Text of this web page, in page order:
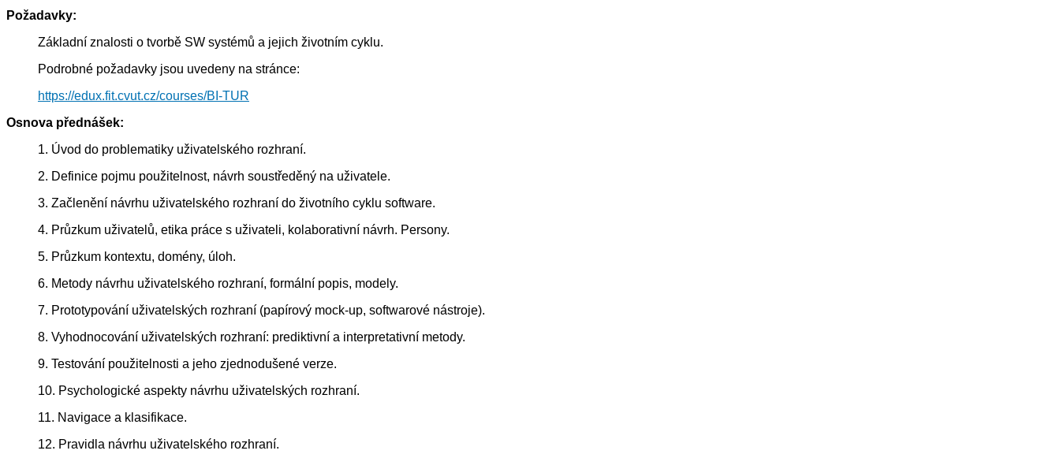
Požadavky:
Základní znalosti o tvorbě SW systémů a jejich životním cyklu.
Podrobné požadavky jsou uvedeny na stránce:
https://edux.fit.cvut.cz/courses/BI-TUR
Osnova přednášek:
1. Úvod do problematiky uživatelského rozhraní.
2. Definice pojmu použitelnost, návrh soustředěný na uživatele.
3. Začlenění návrhu uživatelského rozhraní do životního cyklu software.
4. Průzkum uživatelů, etika práce s uživateli, kolaborativní návrh. Persony.
5. Průzkum kontextu, domény, úloh.
6. Metody návrhu uživatelského rozhraní, formální popis, modely.
7. Prototypování uživatelských rozhraní (papírový mock-up, softwarové nástroje).
8. Vyhodnocování uživatelských rozhraní: prediktivní a interpretativní metody.
9. Testování použitelnosti a jeho zjednodušené verze.
10. Psychologické aspekty návrhu uživatelských rozhraní.
11. Navigace a klasifikace.
12. Pravidla návrhu uživatelského rozhraní.